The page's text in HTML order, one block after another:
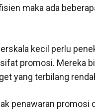
maka ada
kecil perlu
promosi. Mereka
yang terbilang
penawaran promosi